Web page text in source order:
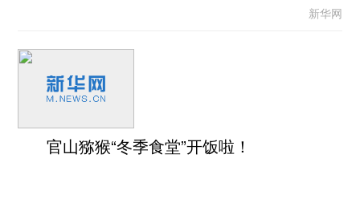
新华网
官山猕猴“冬季食堂”开饭啦！